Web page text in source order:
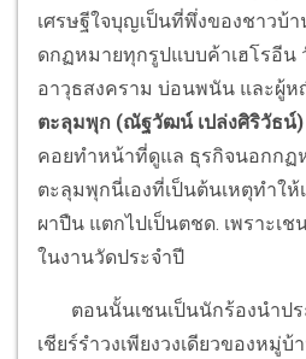
เศรษฐีใจบุญเป็นที่พึ่งของชาวบ้
ดกฏหมายทุกรูปแบบค้าเฮโรอีน
อาวุธสงคราม บ่อนพนัน และผู้ห
ตะลุมพุก (ณัฐวัฒน์ เปล่งศิริวัธน์)
คอยทำหน้าที่ดูแล ธุรกิจนอกกฏ
ตะลุมพุกนี่เองที่เป็นต้นเหตุทำใ
ผาปืน แตกไปเป็นตชด. เพราะเ
ในงานวัดประจำปี
ตอนนั้นเชนเป็นนักร้องนำปร
เชียร์รำวงเพียงวงเดียวของหมู่บ้